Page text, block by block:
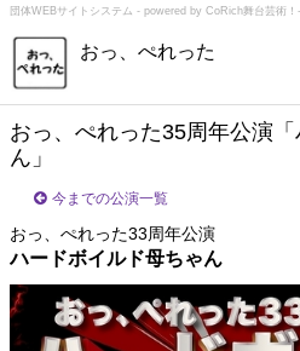
団体WEBサイトシステム - powered by CoRich舞台芸術！-
おっ、ぺれった
おっ、ぺれった35周年公演
ん」
今までの公演一覧
おっ、ぺれった33周年公演
ハードボイルド母ちゃん